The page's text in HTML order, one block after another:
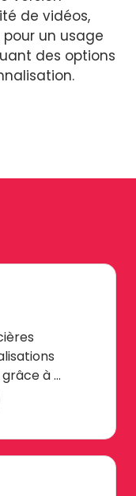
de vidéos,
pour un usage
des options
à …